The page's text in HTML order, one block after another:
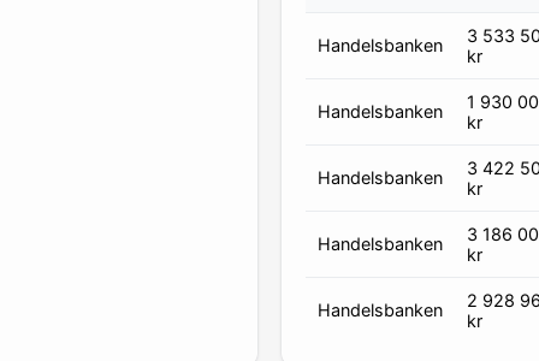
Handelsbanken
3 533
kr
Handelsbanken
1 930
kr
Handelsbanken
3 422
kr
Handelsbanken
3 186
kr
Handelsbanken
2 928
kr